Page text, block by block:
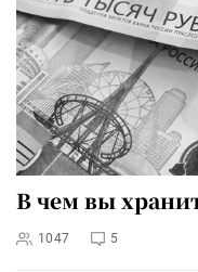
В чем вы
1047 5